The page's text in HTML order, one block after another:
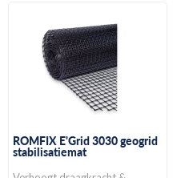
ROMFIX E'Grid 3030 geogrid
stabilisatiemat